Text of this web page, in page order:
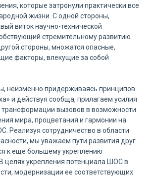
которые затронули практически все
жизни. С одной стороны,
виток научно-технической
стремительному развитию
стороны, множатся опасные,
факторы, влекущие за собой
неизменно придерживаясь принципов
и действуя сообща, прилагаем усилия
трансформации вызовов в возможности
мира, процветания и гармонии на
Реализуя сотрудничество в области
мы уважаем пути развития друг
к еще большему укреплению
целях укрепления потенциала ШОС в
модернизации ее соответствующих